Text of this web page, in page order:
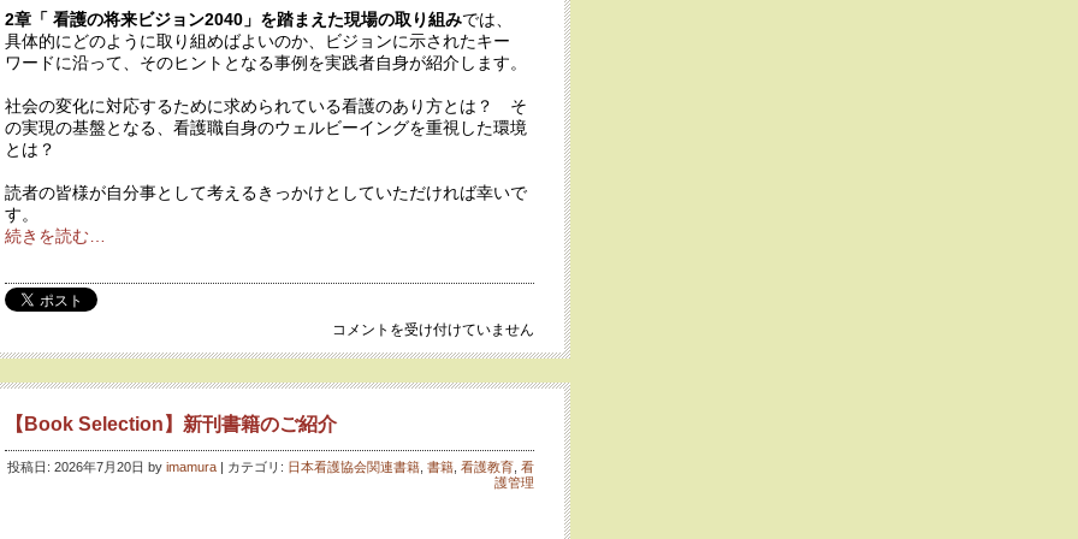
2章「 看護の将来ビジョン2040」を踏まえた現場の取り組みでは、
具体的にどのように取り組めばよいのか、ビジョンに示されたキー
ワードに沿って、そのヒントとなる事例を実践者自身が紹介します。
社会の変化に対応するために求められている看護のあり方とは？ そ
の実現の基盤となる、看護職自身のウェルビーイングを重視した環境
とは？
読者の皆様が自分事として考えるきっかけとしていただければ幸いで
す。
続きを読む…
【SPECIAL
BOOK
令
和
8
年
コメントを受け付けていません
【Book Selection】新刊書籍のご紹介
投稿日: 2026年7月20日 by imamura | カテゴリ: 日本看護協会関連書籍 書籍 看護教育 看
護管理